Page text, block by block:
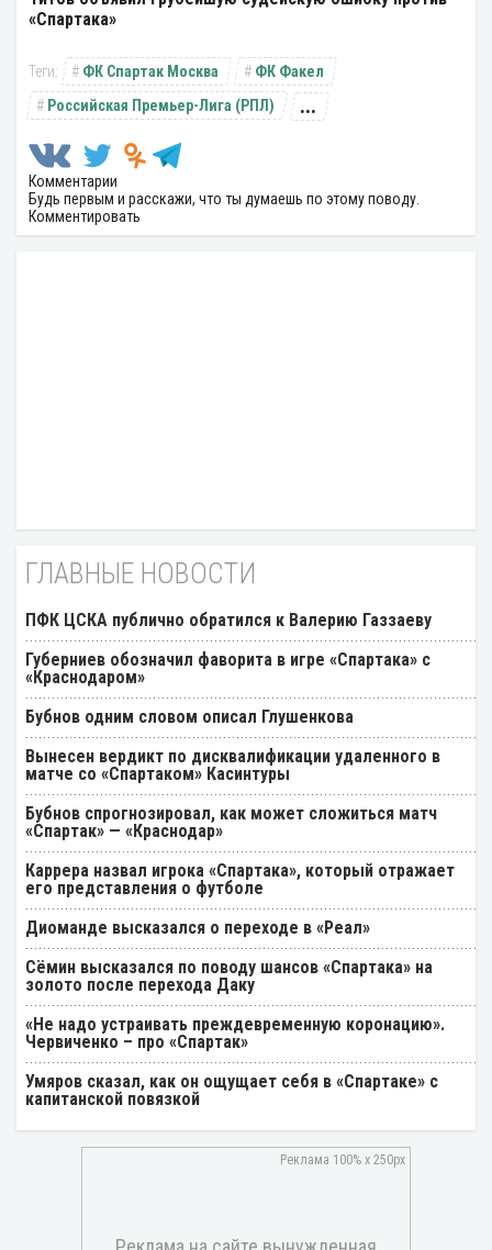
«Спартака»
ФК Спартак Москва
ФК Факел
Российская Премьер-Лига (РПЛ)
...
Комментарии
Будь первым и расскажи, что ты думаешь по этому поводу.
Комментировать
ГЛАВНЫЕ НОВОСТИ
ПФК ЦСКА публично обратился к Валерию Газзаеву
Губерниев обозначил фаворита в игре «Спартака» с
«Краснодаром»
Бубнов одним словом описал Глушенкова
Вынесен вердикт по дисквалификации удаленного в
матче со «Спартаком» Касинтуры
Бубнов спрогнозировал, как может сложиться матч
«Спартак» — «Краснодар»
Каррера назвал игрока «Спартака», который отражает
его представления о футболе
Диоманде высказался о переходе в «Реал»
Cёмин высказался по поводу шансов «Спартака» на
золото после перехода Даку
«Не надо устраивать преждевременную коронацию».
Червиченко – про «Спартак»
Умяров сказал, как он ощущает себя в «Спартаке» с
капитанской повязкой